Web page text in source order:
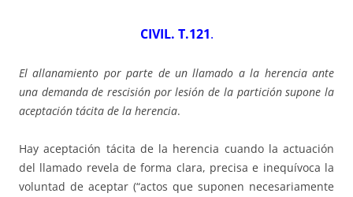
CIVIL. T.121.
El allanamiento por parte de un llamado a la herencia ante
una demanda de rescisión por lesión de la partición supone la
aceptación tácita de la herencia.
Hay aceptación tácita de la herencia cuando la actuación
del llamado revela de forma clara, precisa e inequívoca la
voluntad de aceptar (“actos que suponen necesariamente